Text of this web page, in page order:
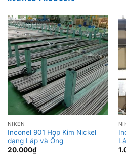
NIKEN
Inconel 901 Hợp Kim Nickel
dạng Láp và Ống
20.000₫